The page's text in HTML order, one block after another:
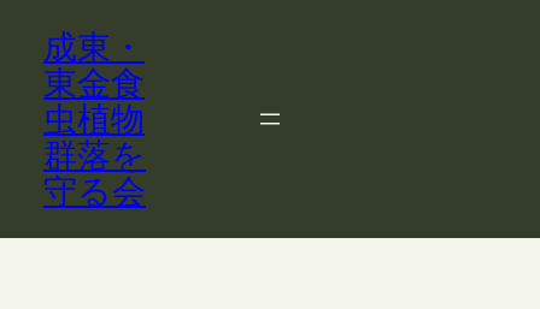
成東・
東金食
虫植物
群落を
守る会